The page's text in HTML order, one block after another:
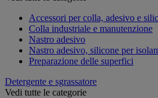
Accessori per colla, adesivo e
Colla industriale e manutenzione
Nastro adesivo
Nastro adesivo, silicone per
Preparazione delle superfici
Detergente e sgrassatore
Vedi tutte le categorie